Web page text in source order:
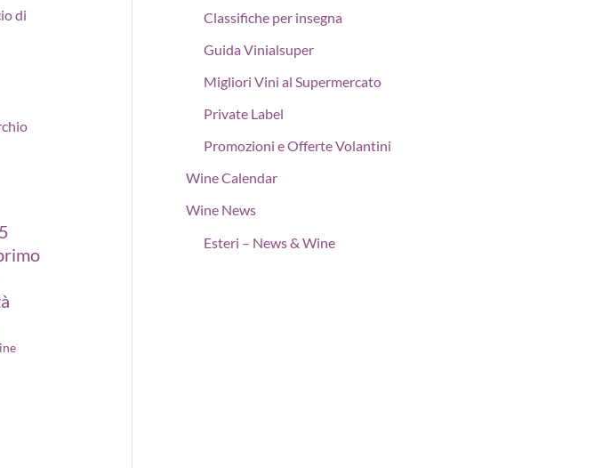
Classifiche per insegna
Guida Vinialsuper
Migliori Vini al Supermercato
Private Label
Promozioni e Offerte Volantini
Wine Calendar
Wine News
Esteri – News & Wine